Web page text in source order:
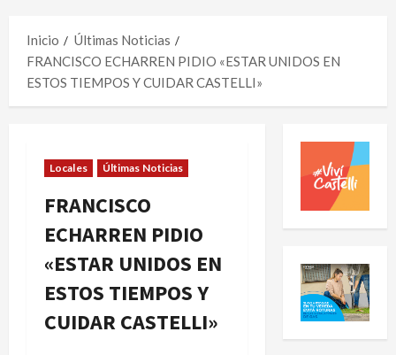
Inicio
Últimas Noticias
FRANCISCO ECHARREN PIDIO «ESTAR UNIDOS EN
ESTOS TIEMPOS Y CUIDAR CASTELLI»
Locales Últimas Noticias
FRANCISCO
ECHARREN PIDIO
«ESTAR UNIDOS EN
ESTOS TIEMPOS Y
CUIDAR CASTELLI»